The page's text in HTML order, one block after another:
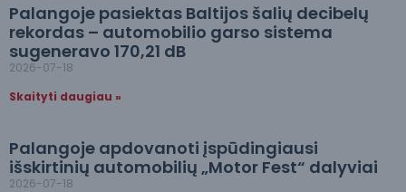
Palangoje pasiektas Baltijos šalių decibelų
rekordas – automobilio garso sistema
sugeneravo 170,21 dB
2026-07-18
Skaityti daugiau »
Palangoje apdovanoti įspūdingiausi
išskirtinių automobilių „Motor Fest“ dalyviai
2026-07-18